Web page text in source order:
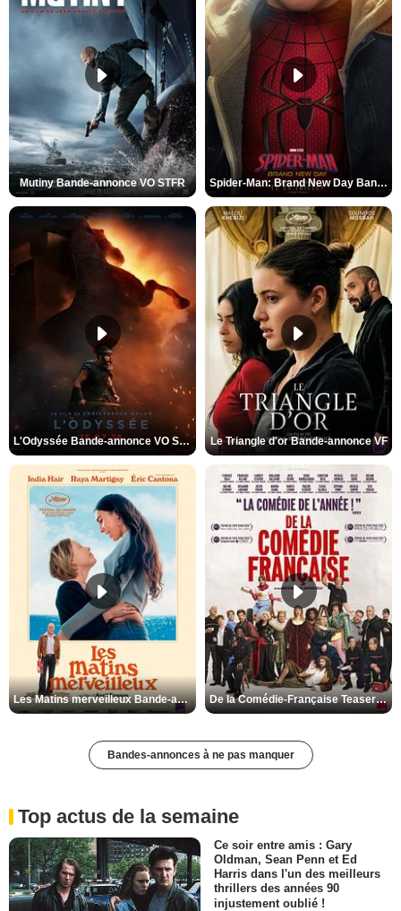
Mutiny Bande-annonce VO STFR Spider-Man: Brand New Day Bande-annonce VO STFR
L'Odyssée Bande-annonce VO STFR Le Triangle d'or Bande-annonce VF
Les Matins merveilleux Bande-annonce VF De la Comédie-Française Teaser VF
Bandes-annonces à ne pas manquer
Top actus de la semaine
Ce soir entre amis : Gary
Oldman, Sean Penn et Ed
Harris dans l'un des meilleurs
thrillers des années 90
injustement oublié !